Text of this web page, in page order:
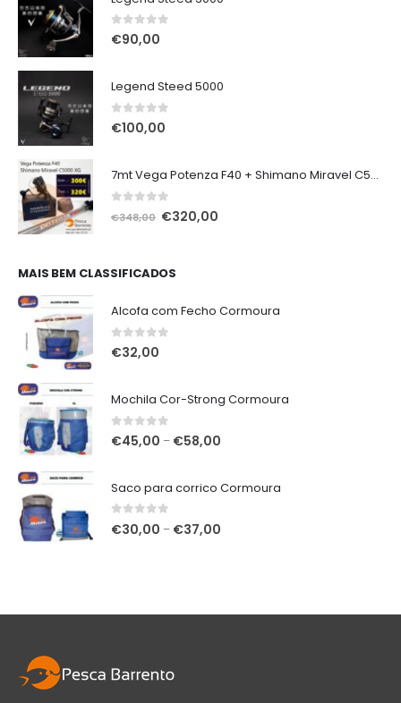
0out of 5
€90,00
Legend Steed 5000
0out of 5
€100,00
7mt Vega Potenza F40 + Shimano Miravel C5000 XG
€348,00 O
era:
€320,00
MAIS BEM CLASSIFICADOS
Alcofa com Fecho Cormoura
0out of 5
€32,00
Mochila Cor-Strong Cormoura
0out of 5
€45,00 – €58,00
through
Saco para corrico Cormoura
0out of 5
€30,00 – €37,00